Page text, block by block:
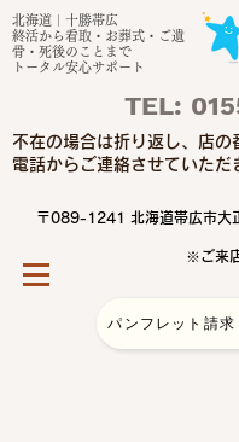
TEL:
北海道｜十勝帯広
終活から看取・お葬式・ご遺
骨・死後のことまで
トータル安心サポート​
〒089-1241​ 北海道帯広市大
※ご来
パンフレット請
不在の場合は折り返し、店の
電話からご連絡させていただ